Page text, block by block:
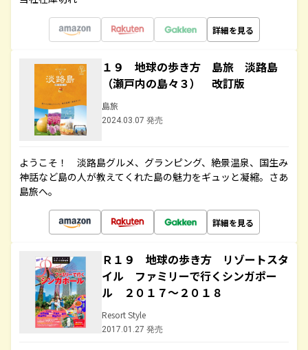
詳細を見る
１９ 地球の歩き方 島旅 淡路島
（瀬戸内の島々３） 改訂版
島旅
2024.03.07 発売
ようこそ！ 淡路島グルメ、グランピング、絶景温泉、国生み
神話など島の人が教えてくれた島の魅力をギュッと凝縮。さあ
島旅へ。
詳細を見る
Ｒ１９ 地球の歩き方 リゾートスタ
イル ファミリーで行くシンガポー
ル ２０１７～２０１８
Resort Style
2017.01.27 発売